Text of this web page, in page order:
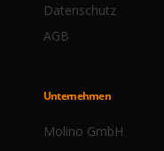
Datenschutz
AGB
Unternehmen
Molino GmbH